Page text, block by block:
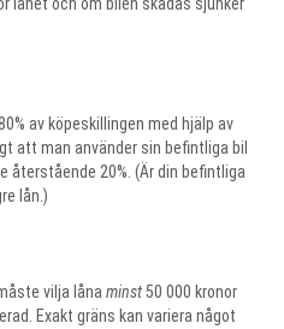
lånet och om bilen skadas sjunker
av köpeskillingen med hjälp av
att man använder sin befintliga bil
20%. (Är din befintliga
lån.)
vilja låna minst50 000 kronor
Exakt gräns kan variera något